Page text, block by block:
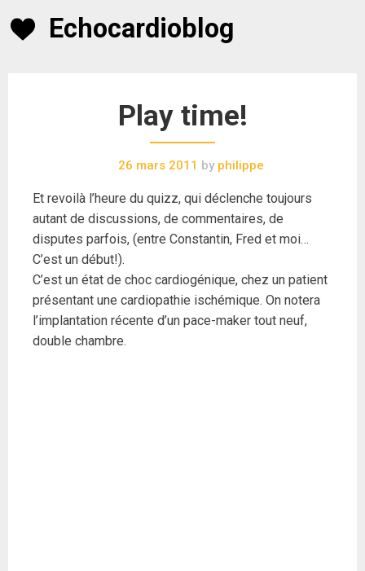
Echocardioblog
Play time!
26 mars 2011 byphilippe
Et revoilà l’heure du quizz, qui déclenche toujours
autant de discussions, de commentaires, de
disputes parfois, (entre Constantin, Fred et moi…
C’est un début!).
C’est un état de choc cardiogénique, chez un patient
présentant une cardiopathie ischémique. On notera
l’implantation récente d’un pace-maker tout neuf,
double chambre.